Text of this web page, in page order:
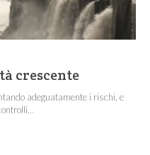
crescente
adeguatamente i rischi, e